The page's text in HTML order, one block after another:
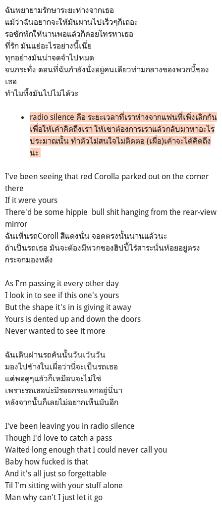
ฉันพยายามรักษาระยะห่างจากเธอ
แม้ว่าฉันอยากจะให้มันผ่านไปเร็วๆก็เถอะ
รอซักพักให้นานพอแล้วก็ค่อยโทรหาเธอ
ที่รัก มันแย่อะไรอย่างนี้เนี่ย
ทุกอย่างมันน่าจดจำไปหมด
จนกระทั่ง ตอนที่ฉันกำลังนั่งอยู่คนเดียวท่ามกลางของพวกนี้ของ
เธอ
ทำไมทิ้งมันไปไม่ได้วะ
radio silence คือ ระยะเวลาที่เราห่างจากแฟนที่เพิ่งเลิกกัน
เพื่อให้เค้าคิดถึงเรา ให้เขาต้องการเราแล้วกลับมาหาอะไร
ประมาณนั้น ทำตัวไม่สนใจไม่ติดต่อ (เผื่อ)เค้าจะได้คิดถึง
น่ะ
I've been seeing that red Corolla parked out on the corner
there
If it were yours
There'd be some hippie bull shit hanging from the rear-view
mirror
ฉันเห็นรถCoroll สีแดงนั่น จอดตรงนั้นนานแล้วนะ
ถ้าเป็นรถเธอ มันจะต้องมีพวกของฮิปปี้ไร้สาระนั่นห้อยอยู่ตรง
กระจกมองหลัง
As I'm passing it every other day
I look in to see if this one's yours
But the shape it's in is giving it away
Yours is dented up and down the doors
Never wanted to see it more
ฉันเดินผ่านรถคันนั้นวันเว้นวัน
มองไปข้างในเผื่อว่านี่จะเป็นรถเธอ
แต่พอดูๆแล้วก็เหมือนจะไม่ใช่
เพราะรถเธอน่ะมีรอยกระแทกอยู่นี่นา
หลังจากนั้นก็เลยไม่อยากเห็นมันอีก
I've been leaving you in radio silence
Though I'd love to catch a pass
Waited long enough that I could never call you
Baby how fucked is that
And it's all just so forgettable
Til I'm sitting with your stuff alone
Man why can't I just let it go